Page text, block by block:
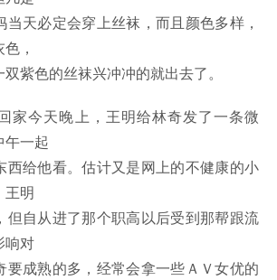
天必定会穿上丝袜，而且颜色多样，
，
紫色的丝袜兴冲冲的就出去了。
今天晚上，王明给林奇发了一条微
午一起
西给他看。估计又是网上的不健康的小
王明
但自从进了那个职高以后受到那帮跟流
响对
要成熟的多，经常会拿一些ＡＶ女优的